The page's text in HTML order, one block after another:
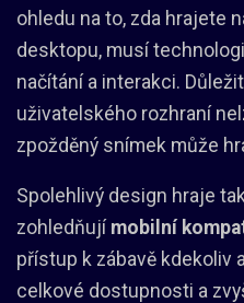
ohledu na to, zda hrajete
desktopu, musí
načítání a interakci.
uživatelského rozhraní
zpožděný snímek může
Spolehlivý design hraje
zohledňují mobilní
přístup k zábavě kdekoliv
celkové dostupnosti a